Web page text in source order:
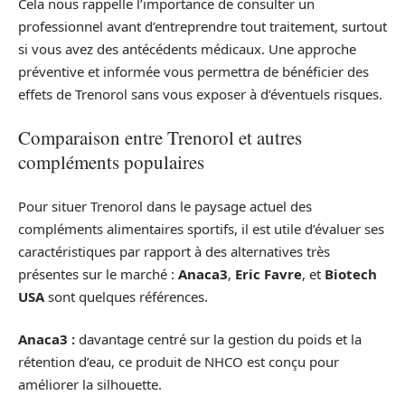
professionnel avant d’entreprendre tout traitement, surtout
si vous avez des antécédents médicaux. Une approche
préventive et informée vous permettra de bénéficier des
effets de Trenorol sans vous exposer à d’éventuels risques.
Comparaison entre Trenorol et autres
compléments populaires
Pour situer Trenorol dans le paysage actuel des
compléments alimentaires sportifs, il est utile d’évaluer ses
caractéristiques par rapport à des alternatives très
présentes sur le marché : Anaca3, Eric Favre, et Biotech
USA sont quelques références.
Anaca3 : davantage centré sur la gestion du poids et la
rétention d’eau, ce produit de NHCO est conçu pour
améliorer la silhouette.